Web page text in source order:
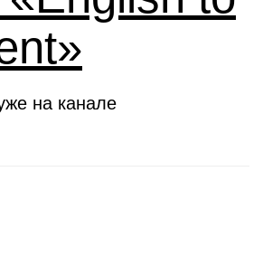
на канале